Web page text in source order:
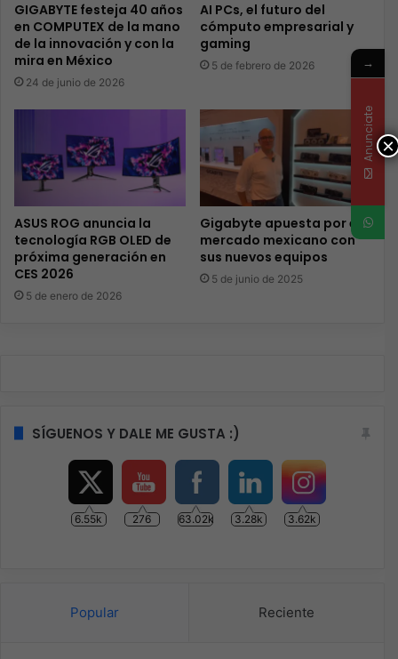
GIGABYTE festeja 40 años
en COMPUTEX de la mano
de la innovación y con la
mira en México
24 de junio de 2026
AI PCs, el futuro del
cómputo empresarial y
gaming
5 de febrero de 2026
ASUS ROG anuncia la
tecnología RGB OLED de
próxima generación en
CES 2026
5 de enero de 2026
Gigabyte apuesta por el
mercado mexicano con
sus nuevos equipos
5 de junio de 2025
SÍGUENOS Y DALE ME GUSTA :)
6.55k 276 63.02k 3.28k 3.62k
Popular Reciente
×
→
Anunciate